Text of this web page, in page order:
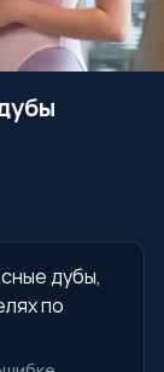
дубы,
по